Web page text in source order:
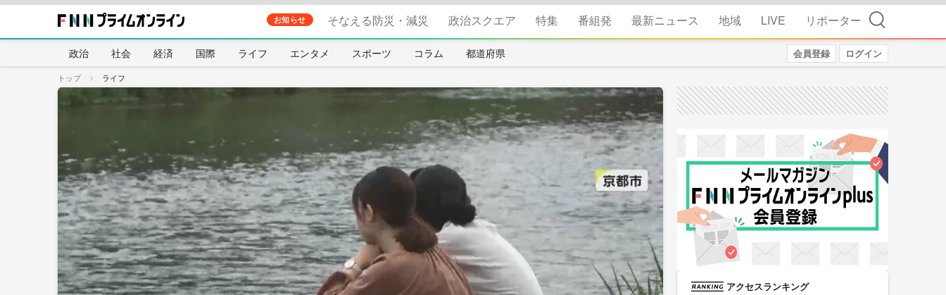
お知らせ そなえる防災・減災 政治スクエア 特集 番組発 最新ニュース 地域 LIVE リポーター 検索
政治 社会 経済 国際 ライフ エンタメ スポーツ コラム 都道府県 会員登録 ログイン
トップ ライフ
アクセスランキング